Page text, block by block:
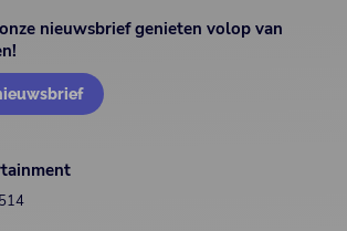
nieuwsbrief genieten volop van